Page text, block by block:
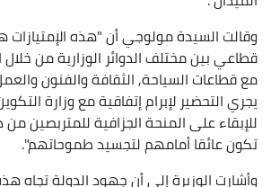
وقالت السيدة مولوجي أن "هذه الإمتيازات
قطاعي بين مختلف الدوائر الوزارية من خلال
مع قطاعات السياحة, الثقافة والفنون
يجري التحضير لإبرام إتفاقية مع وزارة
للإبقاء على المنحة الجزافية للمتربصين
تكون عائقا أمامهم لتجسيد طموحاتهم".
وأشارت الوزيرة إلى أن جهود الدولة تجاه